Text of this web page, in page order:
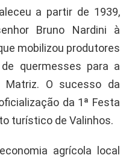
a partir de 1939,
Bruno Nardini à
mobilizou produtores
quermesses para a
Matriz. O sucesso da
da 1ª Festa
turístico de Valinhos.
agrícola local